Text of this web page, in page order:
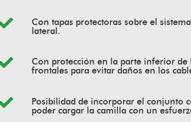
Con tapas protectoras sobre el
lateral.
Con protección en la parte inferior de
frontales para evitar daños en los
Posibilidad de incorporar el conjunto
poder cargar la camilla con un